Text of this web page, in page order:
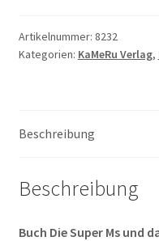
Artikelnummer: 8232
Kategorien: KaMeRu Verlag,
Beschreibung
Beschreibung
Buch Die Super Ms und